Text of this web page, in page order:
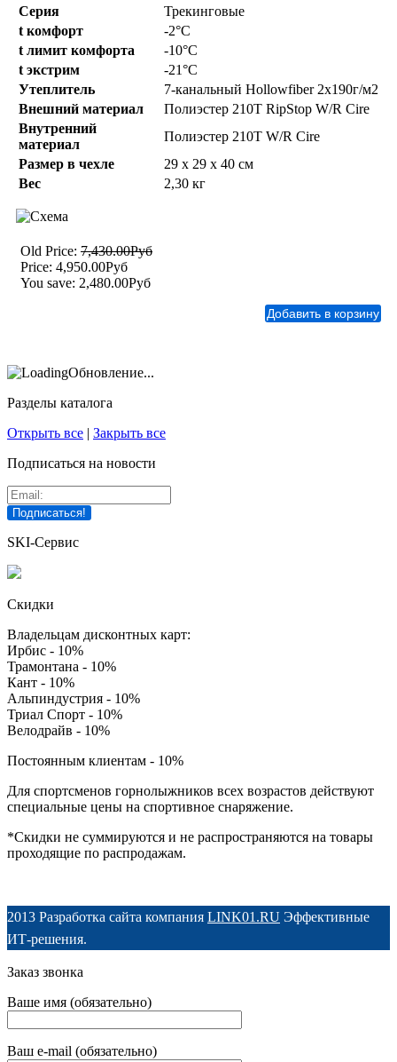
Серия
Трекинговые
t комфорт
-2°C
t лимит комфорта
-10°C
t экстрим
-21°C
Утеплитель
7-канальный Hollowfiber 2х190г/м2
Внешний материал
Полиэстер 210T RipStop W/R Cire
Внутренний
материал
Полиэстер 210T W/R Cire
Размер в чехле
29 x 29 x 40 см
Вес
2,30 кг
Old Price: 7,430.00Руб
Price: 4,950.00Руб
You save: 2,480.00Руб
Обновление...
Разделы каталога
Открыть все | Закрыть все
Подписаться на новости
SKI-Сервис
Скидки
Владельцам дисконтных карт:
Ирбис - 10%
Трамонтана - 10%
Кант - 10%
Альпиндустрия - 10%
Триал Спорт - 10%
Велодрайв - 10%
Постоянным клиентам - 10%
Для спортсменов горнолыжников всех возрастов действуют
специальные цены на спортивное снаряжение.
*Скидки не суммируются и не распространяются на товары
проходящие по распродажам.
2013 Разработка сайта компания LINK01.RU Эффективные
ИТ-решения.
Заказ звонка
Ваше имя (обязательно)
Ваш e-mail (обязательно)